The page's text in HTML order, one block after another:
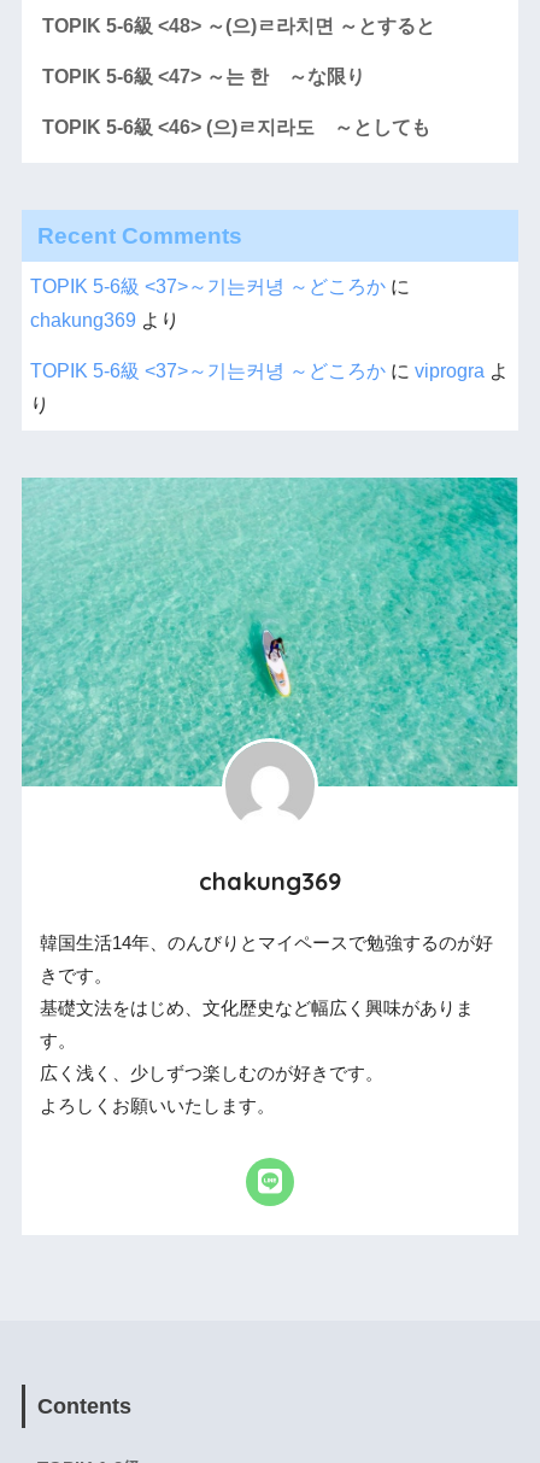
TOPIK 5-6級 <48> ～(으)ㄹ라치면 ～とすると
TOPIK 5-6級 <47> ～는 한 ～な限り
TOPIK 5-6級 <46> (으)ㄹ지라도 ～としても
Recent Comments
TOPIK 5-6級 <37>～기는커녕 ～どころかに
chakung369 より
TOPIK 5-6級 <37>～기는커녕 ～どころかに viprogra よ
り
chakung369
韓国生活14年、のんびりとマイペースで勉強するのが好
きです。
基礎文法をはじめ、文化歴史など幅広く興味がありま
す。
広く浅く、少しずつ楽しむのが好きです。
よろしくお願いいたします。
Contents